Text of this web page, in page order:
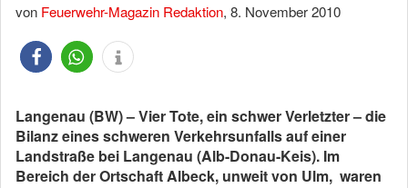
von Feuerwehr-Magazin Redaktion, 8. November 2010
Langenau (BW) – Vier Tote, ein schwer Verletzter – die
Bilanz eines schweren Verkehrsunfalls auf einer
Landstraße bei Langenau (Alb-Donau-Keis). Im
Bereich der Ortschaft Albeck, unweit von Ulm, waren